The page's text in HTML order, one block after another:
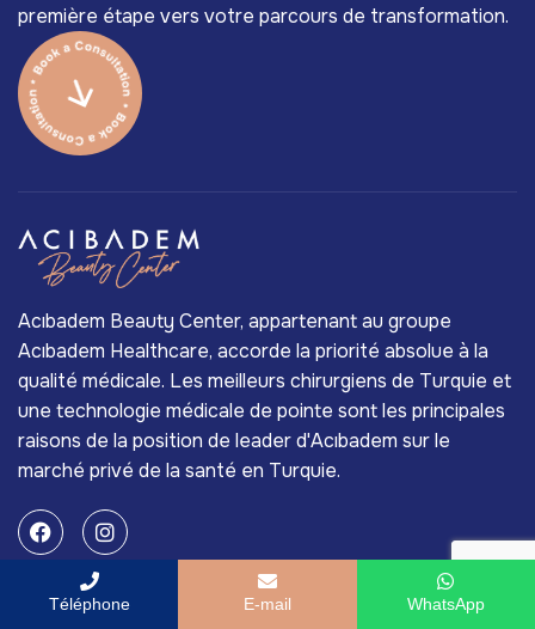
première étape vers votre parcours de transformation.
Acıbadem Beauty Center, appartenant au groupe
Acıbadem Healthcare, accorde la priorité absolue à la
qualité médicale. Les meilleurs chirurgiens de Turquie et
une technologie médicale de pointe sont les principales
raisons de la position de leader d'Acıbadem sur le
marché privé de la santé en Turquie.
Services
Téléphone E-mail WhatsApp